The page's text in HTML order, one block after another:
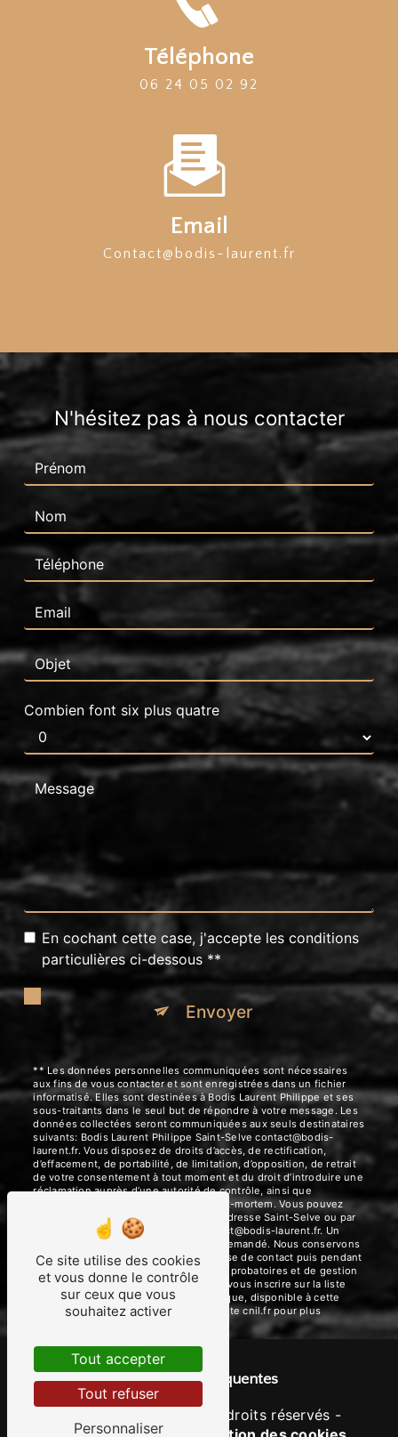
Téléphone
06 24 05 02 92
Email
contact@bodis-laurent.fr
N'hésitez pas à nous contacter
Combien font six plus quatre
En cochant cette case, j'accepte les conditions
particulières ci-dessous **
Envoyer
** Les données personnelles communiquées sont nécessaires
aux fins de vous contacter et sont enregistrées dans un fichier
informatisé. Elles sont destinées à Bodis Laurent Philippe et ses
sous-traitants dans le seul but de répondre à votre message. Les
données collectées seront communiquées aux seuls destinataires
suivants: Bodis Laurent Philippe Saint-Selve contact@bodis-
laurent.fr. Vous disposez de droits d’accès, de rectification,
d’effacement, de portabilité, de limitation, d’opposition, de retrait
de votre consentement à tout moment et du droit d’introduire une
réclamation auprès d’une autorité de contrôle, ainsi que
d’organiser le sort de vos données post-mortem. Vous pouvez
exercer ces droits par voie postale à l'adresse Saint-Selve ou par
courrier électronique à l'adresse contact@bodis-laurent.fr. Un
justificatif d'identité pourra vous être demandé. Nous conservons
vos données pendant la période de prise de contact puis pendant
la durée de prescription légale aux fins probatoires et de gestion
des contentieux. Vous avez le droit de vous inscrire sur la liste
d'opposition au démarchage téléphonique, disponible à cette
adresse: Bloctel.gouv.fr. Consultez le site cnil.fr pour plus
Recherches fréquentes
- 2026 - Tous droits réservés -
Ce site utilise des cookies
et vous donne le contrôle
sur ceux que vous
souhaitez activer
Tout accepter
Tout refuser
Personnaliser